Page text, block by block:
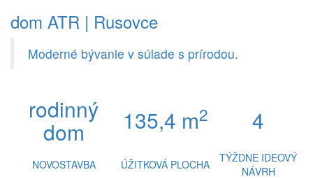
dom ATR | Rusovce
Moderné bývanie v súlade s prírodou.
rodinný
dom 135,4 m2 4
NOVOSTAVBA ÚŽITKOVÁ PLOCHA
TÝŽDNE IDEOVÝ
NÁVRH